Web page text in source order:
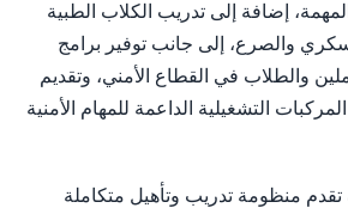
إضافة إلى تدريب الكلاب الطبية
والصرع، إلى جانب توفير برامج
والطلاب في القطاع الأمني، وتقديم
التشغيلية الداعمة للمهام الأمنية
تقدم منظومة تدريب وتأهيل متكاملة